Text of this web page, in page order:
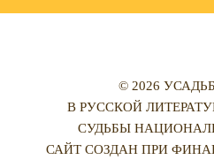
© 2026
В РУССКОЙ
СУДЬБЫ
САЙТ СОЗДАН ПРИ